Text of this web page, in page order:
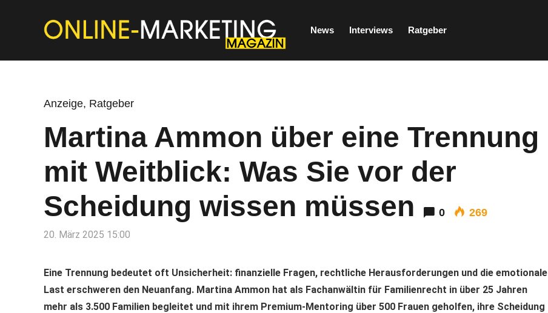
News Interviews Ratgeber
Anzeige, Ratgeber
Martina Ammon über eine Trennung
mit Weitblick: Was Sie vor der
Scheidung wissen müssen
0 269
20. März 2025 15:00
Eine Trennung bedeutet oft Unsicherheit: finanzielle Fragen, rechtliche Herausforderungen und die emotionale
Last erschweren den Neuanfang. Martina Ammon hat als Fachanwältin für Familienrecht in über 25 Jahren
mehr als 3.500 Familien begleitet und mit ihrem Premium-Mentoring über 500 Frauen geholfen, ihre Scheidung